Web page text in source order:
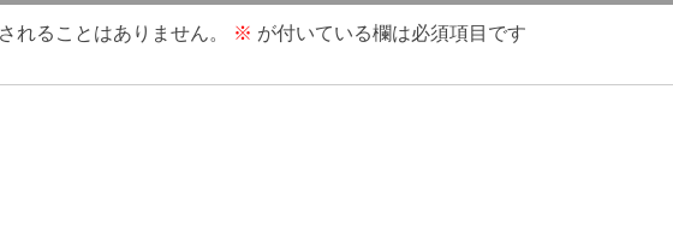
れることはありません。 ※ が付いている欄は必須項目です